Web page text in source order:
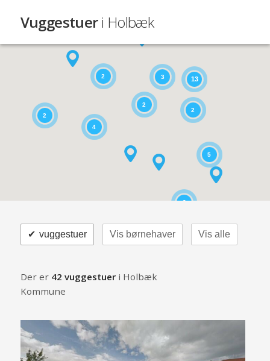
Vuggestueri Holbæk
2
4
3 13
2
2
5
2
2
vuggestuer
✔ Vis børnehaver Vis alle
Der er 42 vuggestueri Holbæk
Kommune